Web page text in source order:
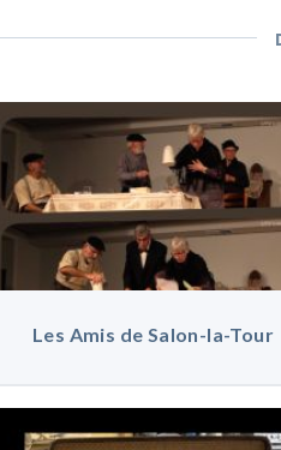
Les Amis de Salon-la-Tour